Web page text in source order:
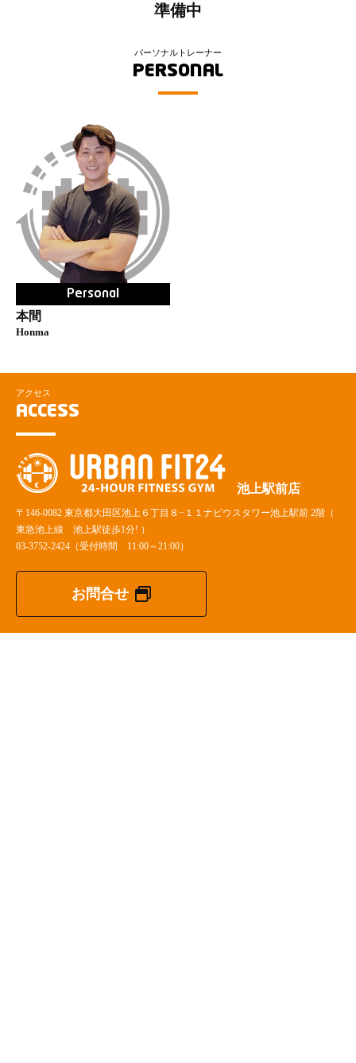
準備中
パーソナルトレーナー
PERSONAL
Personal
本間
Honma
アクセス
ACCESS
池上駅前店
〒146-0082 東京都大田区池上６丁目８−１１ナビウスタワー池上駅前 2階（
東急池上線 池上駅徒歩1分! ）
03-3752-2424 （受付時間 11:00～21:00）
お問合せ